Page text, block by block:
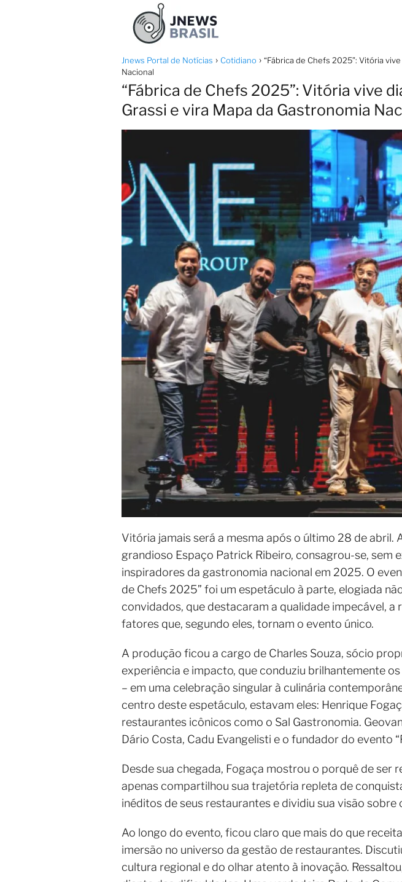
Jnews Portal de Notícias Cotidiano
“Fábrica de Chefs 2025”: Vitória
Nacional
“Fábrica de Chefs 2025”: Vitória vive
Grassi e vira Mapa da Gastronomia
Vitória jamais será a mesma após o último 28 de abril.
grandioso Espaço Patrick Ribeiro, consagrou-se, sem
inspiradores da gastronomia nacional em 2025. O
de Chefs 2025” foi um espetáculo à parte, elogiada
convidados, que destacaram a qualidade impecável,
fatores que, segundo eles, tornam o evento único.
A produção ficou a cargo de Charles Souza, sócio
experiência e impacto, que conduziu brilhantemente
– em uma celebração singular à culinária
centro deste espetáculo, estavam eles: Henrique
restaurantes icônicos como o Sal Gastronomia.
Dário Costa, Cadu Evangelisti e o fundador do evento
Desde sua chegada, Fogaça mostrou o porquê de ser
apenas compartilhou sua trajetória repleta de
inéditos de seus restaurantes e dividiu sua visão
Ao longo do evento, ficou claro que mais do que
imersão no universo da gestão de restaurantes.
cultura regional e do olhar atento à inovação.